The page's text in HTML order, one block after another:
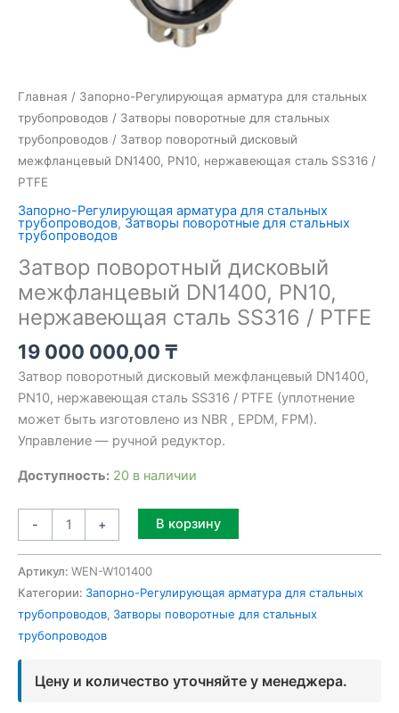
Главная / Запорно-Регулирующая арматура для стальных
трубопроводов / Затворы поворотные для стальных
трубопроводов / Затвор поворотный дисковый
межфланцевый DN1400, PN10, нержавеющая сталь SS316 /
PTFE
Запорно-Регулирующая арматура для стальных
трубопроводов, Затворы поворотные для стальных
трубопроводов
Затвор поворотный дисковый
межфланцевый DN1400, PN10,
нержавеющая сталь SS316 / PTFE
19 000 000,00 ₸
Затвор поворотный дисковый межфланцевый DN1400,
PN10, нержавеющая сталь SS316 / PTFE (уплотнение
может быть изготовлено из NBR , EPDM, FPM).
Управление — ручной редуктор.
Доступность: 20 в наличии
- + В корзину
Артикул: WEN-W101400
Категории: Запорно-Регулирующая арматура для стальных
трубопроводов, Затворы поворотные для стальных
трубопроводов
Цену и количество уточняйте у менеджера.